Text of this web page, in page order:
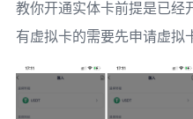
教你开通实体卡前提是已经
有虚拟卡的需要先申请虚拟